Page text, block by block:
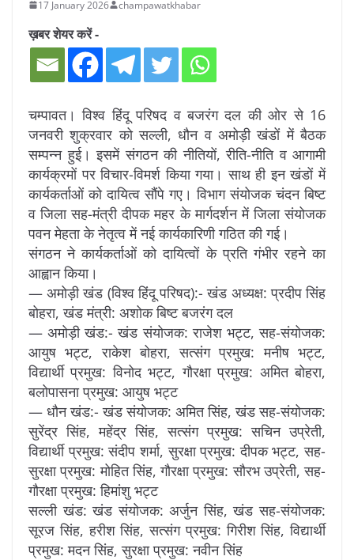
17 January 2026 champawatkhabar
ख़बर शेयर करें -
चम्पावत। विश्व हिंदू परिषद व बजरंग दल की ओर से 16
जनवरी शुक्रवार को सल्ली, धौन व अमोड़ी खंडों में बैठक
सम्पन्न हुई। इसमें संगठन की नीतियों, रीति-नीति व आगामी
कार्यक्रमों पर विचार-विमर्श किया गया। साथ ही इन खंडों में
कार्यकर्ताओं को दायित्व सौंपे गए। विभाग संयोजक चंदन बिष्ट
व जिला सह-मंत्री दीपक महर के मार्गदर्शन में जिला संयोजक
पवन मेहता के नेतृत्व में नई कार्यकारिणी गठित की गई।
संगठन ने कार्यकर्ताओं को दायित्वों के प्रति गंभीर रहने का
आह्वान किया।
— अमोड़ी खंड (विश्व हिंदू परिषद):- खंड अध्यक्ष: प्रदीप सिंह
बोहरा, खंड मंत्री: अशोक बिष्ट बजरंग दल
— अमोड़ी खंड:- खंड संयोजक: राजेश भट्ट, सह-संयोजक:
आयुष भट्ट, राकेश बोहरा, सत्संग प्रमुख: मनीष भट्ट,
विद्यार्थी प्रमुख: विनोद भट्ट, गौरक्षा प्रमुख: अमित बोहरा,
बलोपासना प्रमुख: आयुष भट्ट
— धौन खंड:- खंड संयोजक: अमित सिंह, खंड सह-संयोजक:
सुरेंद्र सिंह, महेंद्र सिंह, सत्संग प्रमुख: सचिन उप्रेती,
विद्यार्थी प्रमुख: संदीप शर्मा, सुरक्षा प्रमुख: दीपक भट्ट, सह-
सुरक्षा प्रमुख: मोहित सिंह, गौरक्षा प्रमुख: सौरभ उप्रेती, सह-
गौरक्षा प्रमुख: हिमांशु भट्ट
सल्ली खंड: खंड संयोजक: अर्जुन सिंह, खंड सह-संयोजक:
सूरज सिंह, हरीश सिंह, सत्संग प्रमुख: गिरीश सिंह, विद्यार्थी
प्रमुख: मदन सिंह, सुरक्षा प्रमुख: नवीन सिंह